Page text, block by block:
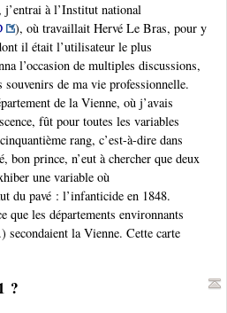
j’entrai à l’Institut national
), où travaillait Hervé Le Bras, pour y
il était l’utilisateur le plus
l’occasion de multiples discussions,
de ma vie professionnelle.
de la Vienne, où j’avais
fût pour toutes les variables
rang, c’est-à-dire dans
bon prince, n’eut à chercher que deux
une variable où
du pavé : l’infanticide en 1848.
que les départements environnants
secondaient la Vienne. Cette carte
?